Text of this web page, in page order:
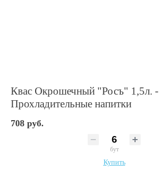
Квас Окрошечный "Росъ" 1,5л. -
Прохладительные напитки
708 руб.
бут
Купить